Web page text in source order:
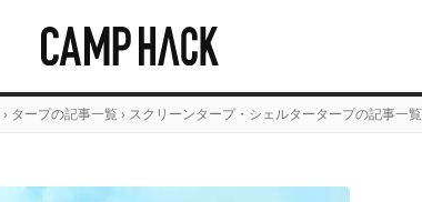
› タープの記事一覧 › スクリーンタープ・シェルタータープの記事一覧